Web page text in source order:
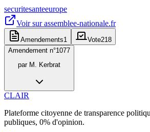
securitesanteeurope
Voir surassemblee-nationale.fr
Amendements1 Vote218
Amendement n°1077
par M. Kerbrat
CLAIR
Plateforme citoyenne de transparence
publiques, 0% d'opinion.